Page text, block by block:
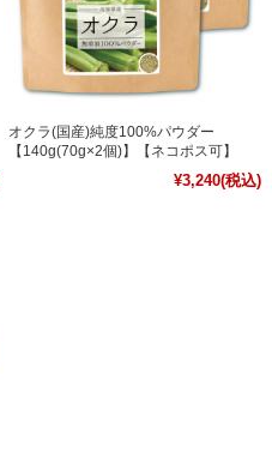
オクラ(国産)純度100%パウダー
【140g(70g×2個)】【ネコポス可】
¥3,240(税込)